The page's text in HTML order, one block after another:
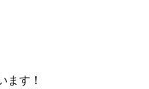
ます！